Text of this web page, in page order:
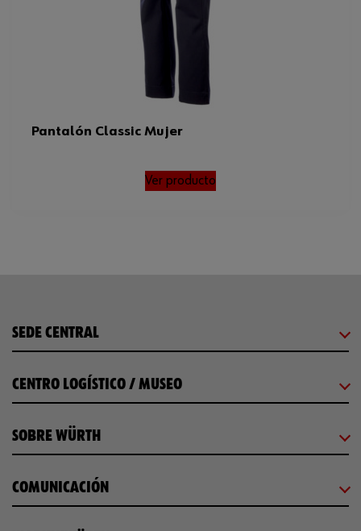
Pantalón Classic Mujer
Ver producto
SEDE CENTRAL
CENTRO LOGÍSTICO / MUSEO
SOBRE WÜRTH
COMUNICACIÓN